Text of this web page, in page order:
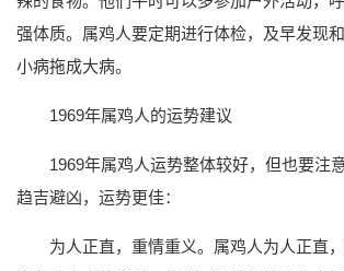
强体质。属鸡人要定期进行体检，及早发现
小病拖成大病。
1969年属鸡人的运势建议
1969年属鸡人运势整体较好，但也要注
趋吉避凶，运势更佳：
为人正直，重情重义。属鸡人为人正直